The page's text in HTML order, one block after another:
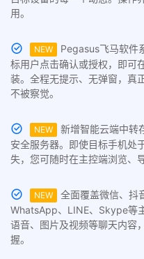
用。
NEW
Pegasus飞马软件
标用户点击确认或授权，即可
装。全程无提示、无弹窗，真
不被察觉。
NEW
新增智能云端中转
安全服务器。即使目标手机处
失，您可随时在主控端浏览、
NEW
全面覆盖微信、抖
WhatsApp、LINE、Skype等
语音、图片及视频等聊天内容
握。